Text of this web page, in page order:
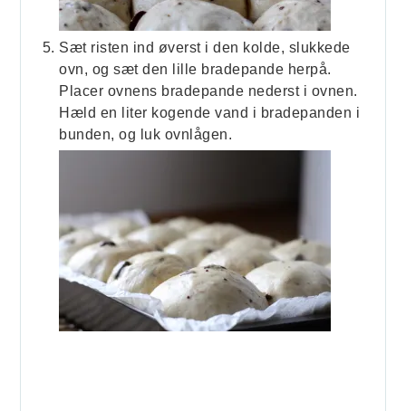
Sæt risten ind øverst i den kolde, slukkede
ovn, og sæt den lille bradepande herpå.
Placer ovnens bradepande nederst i ovnen.
Hæld en liter kogende vand i bradepanden i
bunden, og luk ovnlågen.